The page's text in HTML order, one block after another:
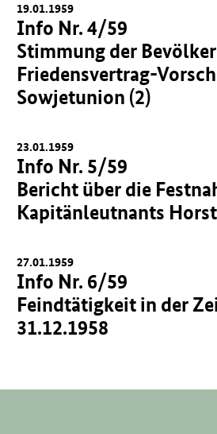
19.01.1959
Info Nr. 4/59
Stimmung der
Friedensvertrag-
Sowjetunion (2)
23.01.1959
Info Nr. 5/59
Bericht über die
Kapitänleutnants
27.01.1959
Info Nr. 6/59
Feindtätigkeit in der
31.12.1958